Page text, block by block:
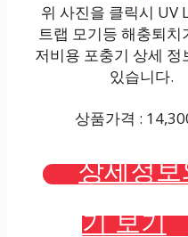
위 사진을 클릭시 UV
트랩 모기등 해충퇴치
저비용 포충기 상세 정
있습니다.
상품가격 :
상세정
기 보기